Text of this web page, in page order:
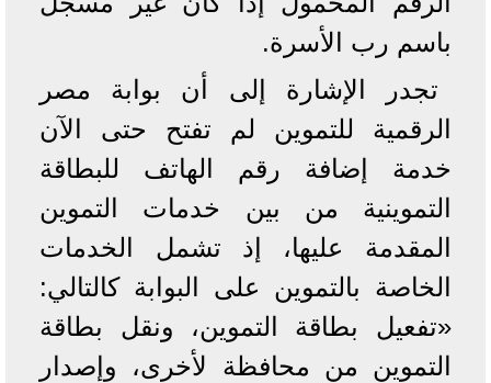
باسم رب الأسرة.
تجدر الإشارة إلى أن بوابة مصر
الرقمية للتموين لم تفتح حتى الآن
خدمة إضافة رقم الهاتف للبطاقة
التموينية من بين خدمات التموين
المقدمة عليها، إذ تشمل الخدمات
الخاصة بالتموين على البوابة كالتالي:
«تفعيل بطاقة التموين، ونقل بطاقة
التموين من محافظة لأخرى، وإصدار